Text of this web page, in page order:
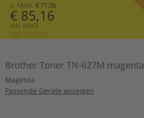
o. MwSt. € 71,56
€ 85,16
inkl. MwSt.
zzgl. Versand
Brother Toner TN-627M magenta
Magenta
Passende Geräte anzeigen